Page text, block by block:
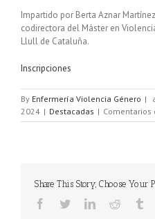
Impartido por Berta Aznar
codirectora del Máster en
Llull de Cataluña.
Inscripciones
By Enfermería Violencia Género |
2024 | Destacadas | Comentarios
Share This Story, Choose Your